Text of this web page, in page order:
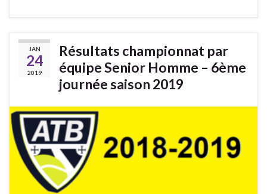
JAN
24
2019
Résultats championnat par
équipe Senior Homme – 6ème
journée saison 2019